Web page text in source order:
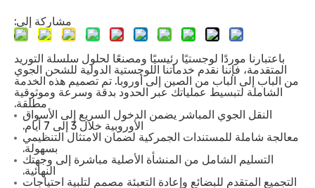
مشاركة إلى:
باعتبارنا موردًا لوجستيًا رئيسيًا ومصنعًا لحلول سلسلة التوريد
المتقدمة، فإننا نقدم خدماتنا اللوجستية الدولية للشحن الجوي
من الباب إلى الباب من الصين إلى أوروبا. تم تصميم هذه الخدمة
الشاملة لتبسيط عملياتك عبر الحدود بدقة وسرعة وموثوقية
مطلقة.
النقل الجوي المباشر يضمن الدخول السريع إلى الأسواق
الأوروبية خلال 3 إلى 7 أيام.
معالجة شاملة للمستندات الجمركية لضمان الامتثال التنظيمي
بسهولة.
التسليم الشامل من المنشأة الأصلية مباشرة إلى وجهتك
النهائية.
التجميع المتقدم للبضائع وإعادة التعبئة مصمم لتلبية احتياجات